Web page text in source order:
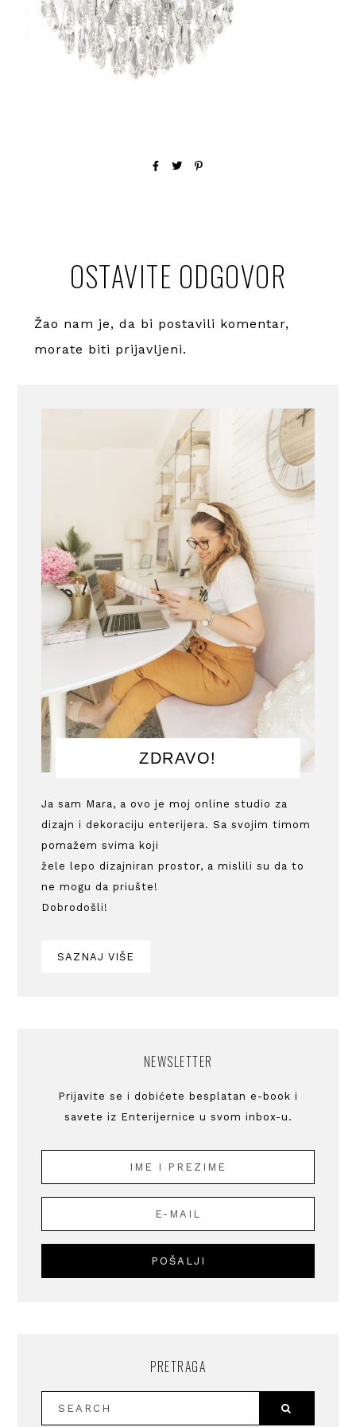
OSTAVITE ODGOVOR
Žao nam je, da bi postavili komentar,
morate biti prijavljeni.
ZDRAVO!
Ja sam Mara, a ovo je moj online studio za
dizajn i dekoraciju enterijera. Sa svojim timom
pomažem svima koji
žele lepo dizajniran prostor, a mislili su da to
ne mogu da priušte!
Dobrodošli!
SAZNAJ VIŠE
NEWSLETTER
Prijavite se i dobićete besplatan e-book i
savete iz Enterijernice u svom inbox-u.
PRETRAGA